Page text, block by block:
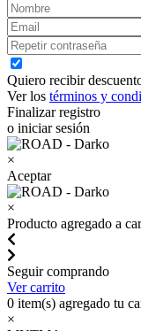
Quiero recibir
Ver los términos y
Finalizar registro
o iniciar sesión
×
Aceptar
×
Producto agregado a
Seguir comprando
Ver carrito
0 item(s) agregado tu
×